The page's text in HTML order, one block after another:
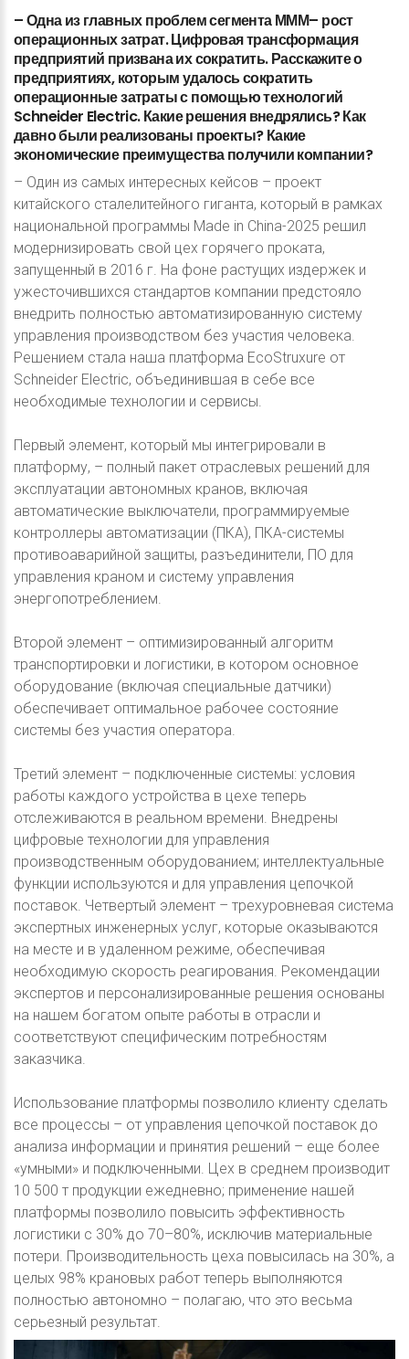
–ОднаизглавныхпроблемсегментаМММ– рост
операционныхзатрат.Цифроваятрансформация
предприятий призванаихсократить.Расскажитео
предприятиях, которымудалосьсократить
операционныезатратыспомощьютехнологий
Schneider Electric.Какиерешения внедрялись?Как
давнобылиреализованы проекты?Какие
экономические преимуществаполучиликомпании?
– Один из самых интересных кейсов – проект
китайского сталелитейного гиганта, который в рамках
национальной программы Made in China-2025 решил
модернизировать свой цех горячего проката,
запущенный в 2016 г. На фоне растущих издержек и
ужесточившихся стандартов компании предстояло
внедрить полностью автоматизированную систему
управления производством без участия человека.
Решением стала наша платформа EcoStruxure от
Schneider Electric, объединившая в себе все
необходимые технологии и сервисы.
Первый элемент, который мы интегрировали в
платформу, – полный пакет отраслевых решений для
эксплуатации автономных кранов, включая
автоматические выключатели, программируемые
контроллеры автоматизации (ПКА), ПКА-системы
противоаварийной защиты, разъединители, ПО для
управления краном и систему управления
энергопотреблением.
Второй элемент – оптимизированный алгоритм
транспортировки и логистики, в котором основное
оборудование (включая специальные датчики)
обеспечивает оптимальное рабочее состояние
системы без участия оператора.
Третий элемент – подключенные системы: условия
работы каждого устройства в цехе теперь
отслеживаются в реальном времени. Внедрены
цифровые технологии для управления
производственным оборудованием; интеллектуальные
функции используются и для управления цепочкой
поставок. Четвертый элемент – трехуровневая система
экспертных инженерных услуг, которые оказываются
на месте и в удаленном режиме, обеспечивая
необходимую скорость реагирования. Рекомендации
экспертов и персонализированные решения основаны
на нашем богатом опыте работы в отрасли и
соответствуют специфическим потребностям
заказчика.
Использование платформы позволило клиенту сделать
все процессы – от управления цепочкой поставок до
анализа информации и принятия решений – еще более
«умными» и подключенными. Цех в среднем производит
10 500 т продукции ежедневно; применение нашей
платформы позволило повысить эффективность
логистики с 30% до 70–80%, исключив материальные
потери. Производительность цеха повысилась на 30%, а
целых 98% крановых работ теперь выполняются
полностью автономно – полагаю, что это весьма
серьезный результат.